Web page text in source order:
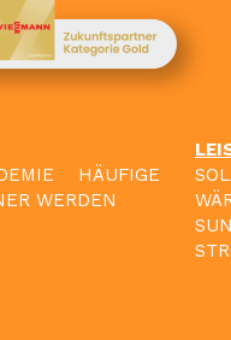
HÄUFIGE
WERDEN